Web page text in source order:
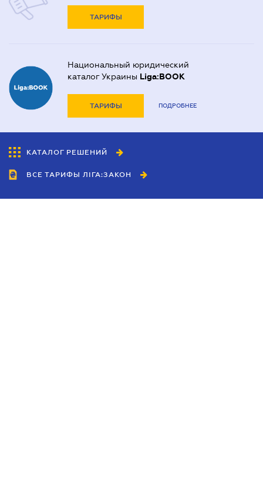
ТАРИФЫ
Национальный юридический
каталог Украины Liga:BOOK
ТАРИФЫ ПОДРОБНЕЕ
КАТАЛОГ РЕШЕНИЙ
ВСЕ ТАРИФЫ ЛІГА:ЗАКОН